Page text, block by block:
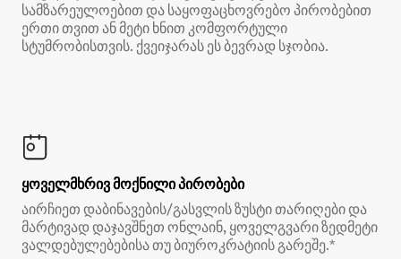
სამზარეულოებით და საყოფაცხოვრებო პირობებით
ერთი თვით ან მეტი ხნით კომფორტული
სტუმრობისთვის. ქვეიჯარას ეს ბევრად სჯობია.
ყოველმხრივ მოქნილი პირობები
აირჩიეთ დაბინავების/გასვლის ზუსტი თარიღები და
მარტივად დაჯავშნეთ ონლაინ, ყოველგვარი ზედმეტი
ვალდებულებებისა თუ ბიუროკრატიის გარეშე.*